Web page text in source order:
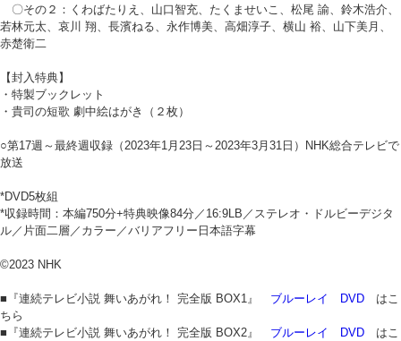
〇その２：くわばたりえ、山口智充、たくませいこ、松尾 諭、鈴木浩介、
若林元太、哀川 翔、長濱ねる、永作博美、高畑淳子、横山 裕、山下美月、
赤楚衛二
【封入特典】
・特製ブックレット
・貴司の短歌 劇中絵はがき（２枚）
○第17週～最終週収録（2023年1月23日～2023年3月31日）NHK総合テレビで
放送
*DVD5枚組
*収録時間：本編750分+特典映像84分／16:9LB／ステレオ・ドルビーデジタ
ル／片面二層／カラー／バリアフリー日本語字幕
©2023 NHK
■『連続テレビ小説 舞いあがれ！ 完全版 BOX1』 ブルーレイ DVD はこ
ちら
■『連続テレビ小説 舞いあがれ！ 完全版 BOX2』 ブルーレイ DVD はこ